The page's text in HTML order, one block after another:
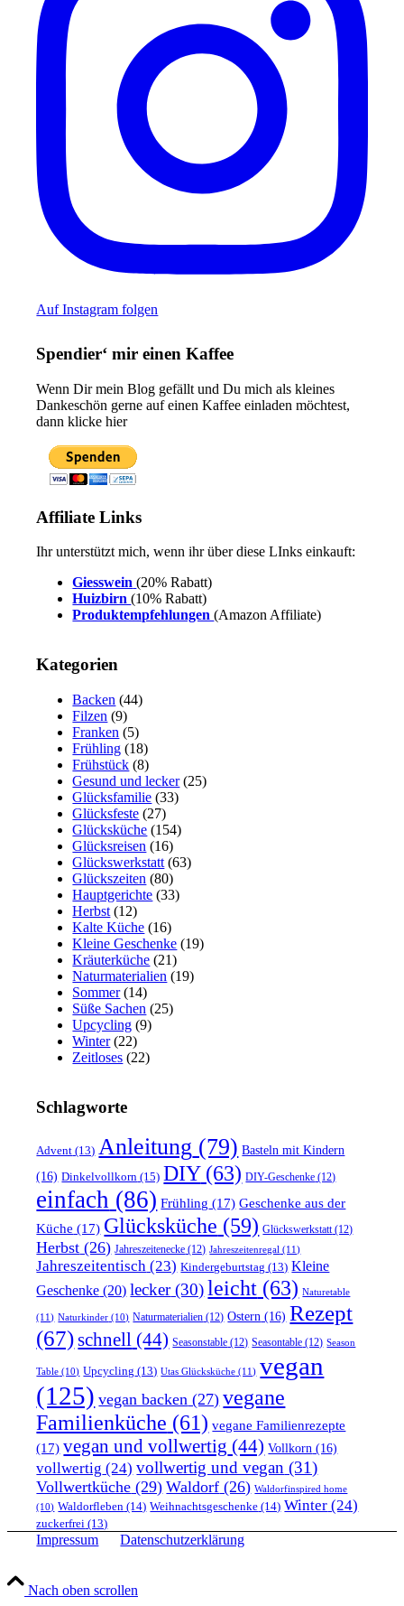
Auf Instagram folgen
Spendier‘ mir einen Kaffee
Wenn Dir mein Blog gefällt und Du mich als kleines
Dankeschön gerne auf einen Kaffee einladen möchtest,
dann klicke hier
Affiliate Links
Ihr unterstützt mich, wenn ihr über diese LInks einkauft:
Giesswein (20% Rabatt)
Huizbirn(10% Rabatt)
Produktempfehlungen(Amazon Affiliate)
Kategorien
Backen (44)
Filzen (9)
Franken (5)
Frühling (18)
Frühstück (8)
Gesund und lecker(25)
Glücksfamilie (33)
Glücksfeste (27)
Glücksküche (154)
Glücksreisen (16)
Glückswerkstatt (63)
Glückszeiten (80)
Hauptgerichte (33)
Herbst (12)
Kalte Küche (16)
Kleine Geschenke (19)
Kräuterküche (21)
Naturmaterialien (19)
Sommer(14)
Süße Sachen (25)
Upcycling (9)
Winter(22)
Zeitloses (22)
Schlagworte
Advent (13) Anleitung (79) Basteln mit Kindern
(16) Dinkelvollkorn (15) DIY(63) DIY-Geschenke (12)
einfach (86) Frühling (17) Geschenke aus der
Küche (17) Glücksküche (59) Glückswerkstatt(12)
Herbst (26) Jahreszeitenecke (12) Jahreszeitenregal (11)
Jahreszeitentisch (23) Kindergeburtstag (13) Kleine
Geschenke (20) lecker(30) leicht (63) Naturetable
(11) Naturkinder (10) Naturmaterialien (12) Ostern (16) Rezept
(67)schnell (44) Seasonstable (12) Seasontable (12) Season
Table (10) Upcycling (13) Utas Glücksküche (11) vegan
(125) vegan backen (27) vegane
Familienküche (61) vegane Familienrezepte
(17) vegan und vollwertig (44) Vollkorn (16)
vollwertig (24) vollwertig und vegan (31)
Vollwertküche (29) Waldorf (26) Waldorfinspired home
(10) Waldorfleben (14) Weihnachtsgeschenke (14) Winter (24)
zuckerfrei (13)
Impressum Datenschutzerklärung
Nach oben scrollen